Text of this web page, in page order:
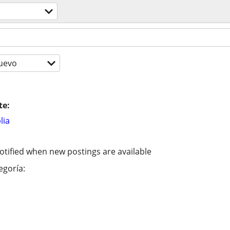
when new postings are available